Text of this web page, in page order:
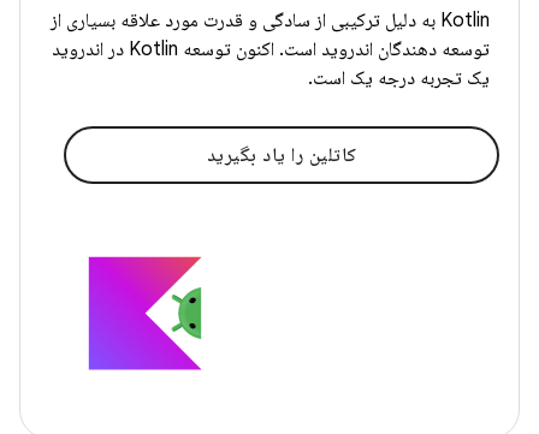
Kotlin به دلیل ترکیبی از سادگی و قدرت مورد علاقه بسیاری از
توسعه دهندگان اندروید است. اکنون توسعه Kotlin در اندروید
یک تجربه درجه یک است.
کاتلین را یاد بگیرید